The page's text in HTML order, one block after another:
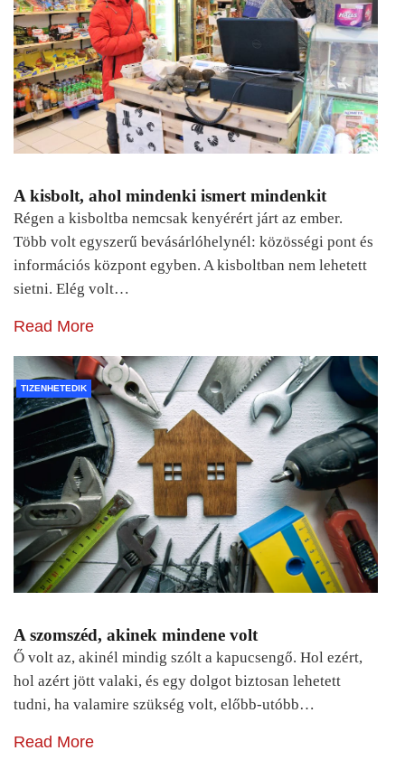
A kisbolt, ahol mindenki ismert mindenkit
Régen a kisboltba nemcsak kenyérért járt az ember.
Több volt egyszerű bevásárlóhelynél: közösségi pont és
információs központ egyben. A kisboltban nem lehetett
sietni. Elég volt…
Read More
TIZENHETEDIK
A szomszéd, akinek mindene volt
Ő volt az, akinél mindig szólt a kapucsengő. Hol ezért,
hol azért jött valaki, és egy dolgot biztosan lehetett
tudni, ha valamire szükség volt, előbb-utóbb…
Read More